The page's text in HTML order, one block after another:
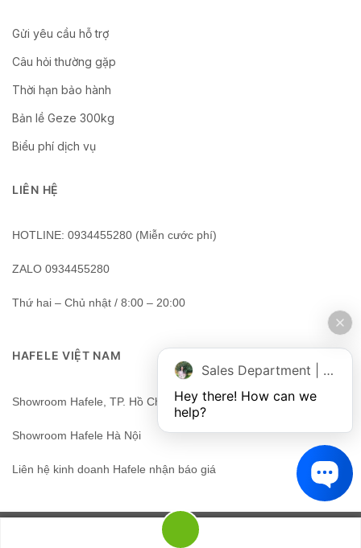
Gửi yêu cầu hỗ trợ
Câu hỏi thường gặp
Thời hạn bảo hành
Bản lề Geze 300kg
Biểu phí dịch vụ
LIÊN HỆ
HOTLINE: 0934455280 (Miễn cước phí)
ZALO 0934455280
Thứ hai – Chủ nhật / 8:00 – 20:00
HAFELE VIỆT NAM
Showroom Hafele, TP. Hồ Chí Minh, Việt Nam
Showroom Hafele Hà Nội
Liên hệ kinh doanh Hafele nhận báo giá
HAFELEHOME - HAFELE - HAFELE VIỆT NAM.
Sales Department | Chat online
Hey there! How can we
help?